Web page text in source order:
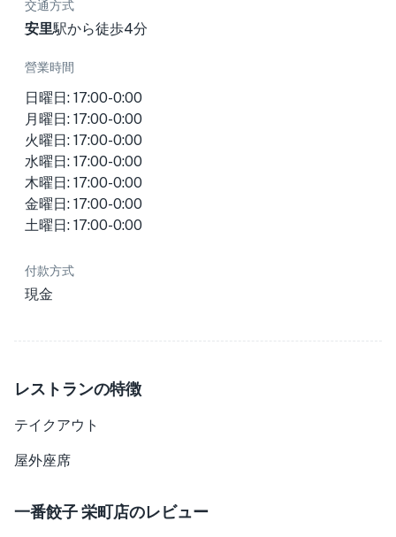
交通方式
安里駅から徒歩4分
營業時間
日曜日: 17:00-0:00
月曜日: 17:00-0:00
火曜日: 17:00-0:00
水曜日: 17:00-0:00
木曜日: 17:00-0:00
金曜日: 17:00-0:00
土曜日: 17:00-0:00
付款方式
現金
レストランの特徴
テイクアウト
屋外座席
一番餃子 栄町店のレビュー